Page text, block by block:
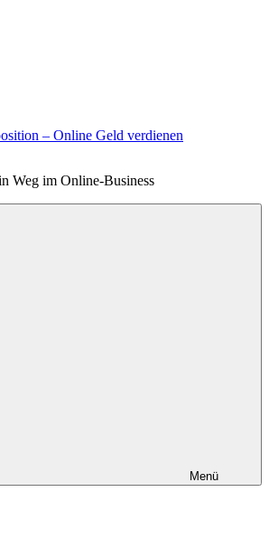
– Online Geld verdienen
Weg im Online-Business
Menü